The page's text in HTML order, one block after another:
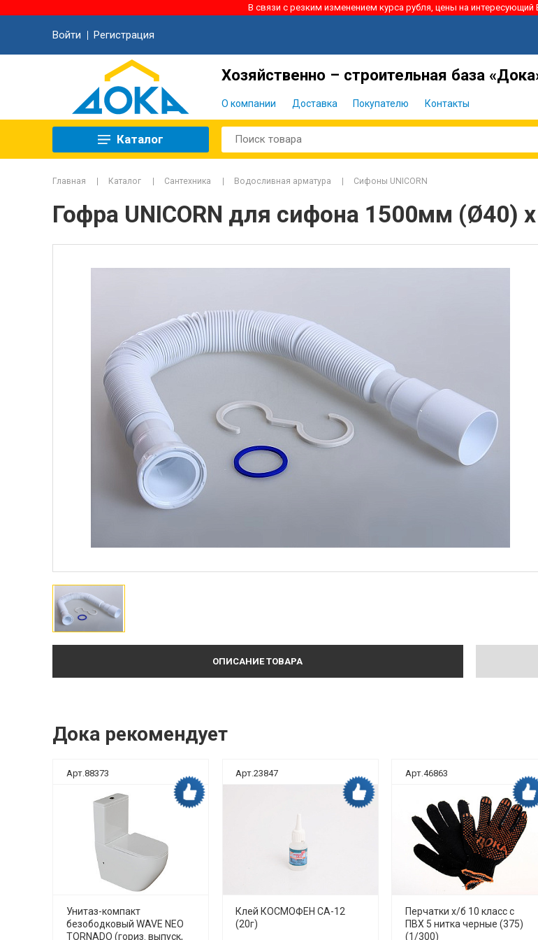
В связи с резким изменением курса рубля, цены на
Войти Регистрация
Хозяйственно – строительная база
О компании Доставка Покупателю Контакты
Каталог
Главная Каталог Сантехника Водосливная арматура Сифоны UNICORN
Гофра UNICORN для сифона 1500мм (Ø40)
ОПИСАНИЕ ТОВАРА
Дока рекомендует
Арт.88373
Унитаз-компакт
безободковый WAVE NEO
TORNADO (гориз. выпуск,
Арт.23847
Клей КОСМОФЕН СА-12
(20г)
Арт.46863
Перчатки х/б 10 класс с
ПВХ 5 нитка черные (375)
(1/300)
Дока рекомендует Дока рекомендует Дока